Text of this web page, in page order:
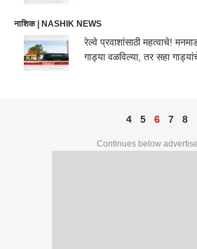
नाशिक | NASHIK NEWS
रेल्वे प्रवाशांसाठी महत्वाचे!
गाड्या वळविल्या, तर सहा
4 5 6 7 8
Continues below